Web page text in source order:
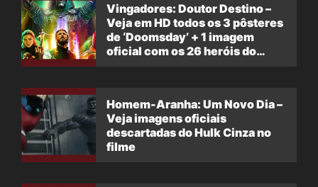
Vingadores: Doutor Destino –
Veja em HD todos os 3 pôsteres
de ‘Doomsday’ + 1 imagem
oficial com os 26 heróis do
Homem-Aranha: Um Novo Dia –
Veja imagens oficiais
descartadas do Hulk Cinza no
filme